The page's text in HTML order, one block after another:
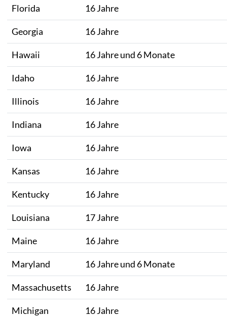
Florida 16 Jahre
Georgia 16 Jahre
Hawaii 16 Jahre und 6 Monate
Idaho 16 Jahre
Illinois 16 Jahre
Indiana 16 Jahre
Iowa 16 Jahre
Kansas 16 Jahre
Kentucky 16 Jahre
Louisiana 17 Jahre
Maine 16 Jahre
Maryland 16 Jahre und 6 Monate
Massachusetts 16 Jahre
Michigan 16 Jahre